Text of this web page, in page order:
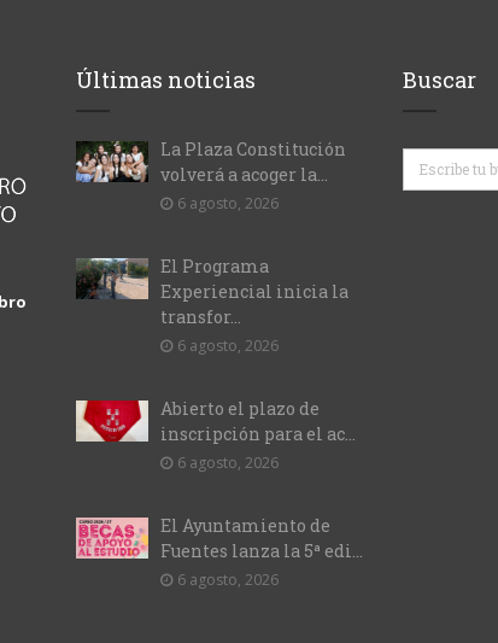
Últimas noticias
La Plaza Constitución
volverá a acoger la...
6 agosto, 2026
El Programa
Experiencial inicia la
transfor...
6 agosto, 2026
Abierto el plazo de
inscripción para el ac...
6 agosto, 2026
El Ayuntamiento de
Fuentes lanza la 5ª edi...
6 agosto, 2026
Buscar
Buscar